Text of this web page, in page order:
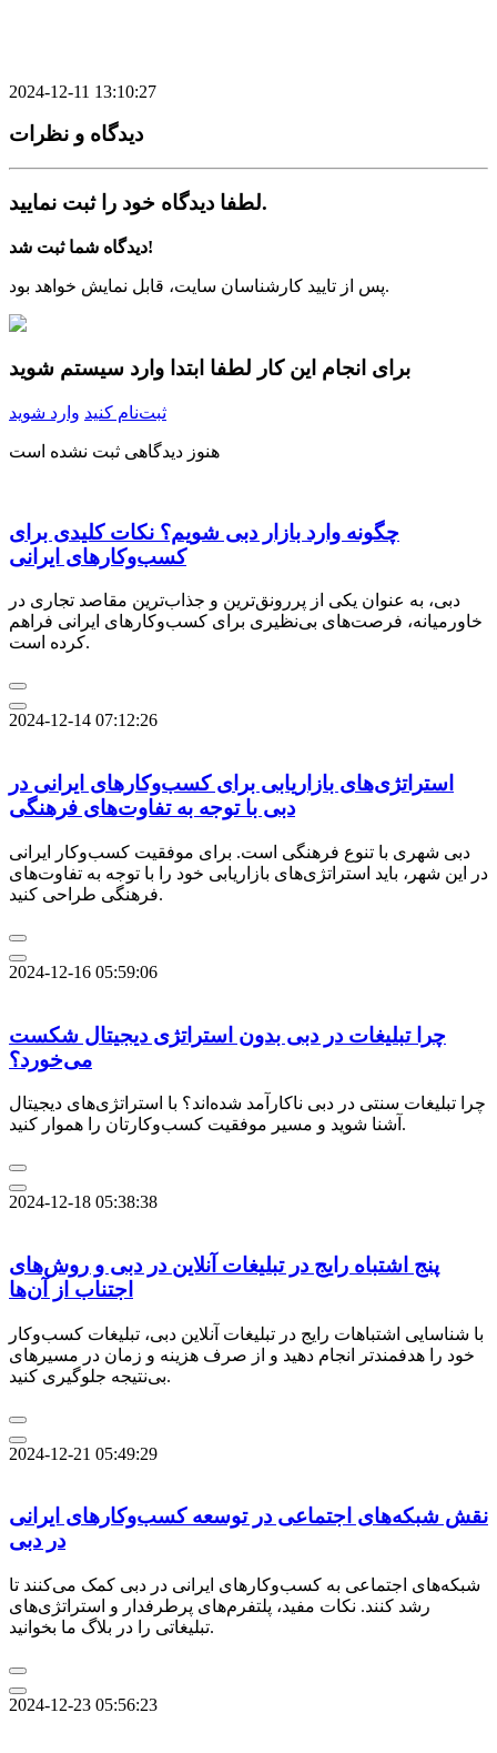
2024-12-11 13:10:27
دیدگاه‌ و نظرات
لطفا دیدگاه خود را ثبت نمایید.
دیدگاه شما ثبت شد!
پس از تایید کارشناسان سایت، قابل نمایش خواهد بود.
برای انجام این کار لطفا ابتدا وارد سیستم شوید
ثبت‌نام کنید وارد شوید
هنوز دیدگاهی ثبت نشده است
چگونه وارد بازار دبی شویم؟ نکات کلیدی برای
کسب‌وکارهای ایرانی
دبی، به عنوان یکی از پررونق‌ترین و جذاب‌ترین مقاصد تجاری در
خاورمیانه، فرصت‌های بی‌نظیری برای کسب‌وکارهای ایرانی فراهم
کرده است.
2024-12-14 07:12:26
استراتژی‌های بازاریابی برای کسب‌وکارهای ایرانی در
دبی با توجه به تفاوت‌های فرهنگی
دبی شهری با تنوع فرهنگی است. برای موفقیت کسب‌وکار ایرانی
در این شهر، باید استراتژی‌های بازاریابی خود را با توجه به تفاوت‌های
فرهنگی طراحی کنید.
2024-12-16 05:59:06
چرا تبلیغات در دبی بدون استراتژی دیجیتال شکست
می‌خورد؟
چرا تبلیغات سنتی در دبی ناکارآمد شده‌اند؟ با استراتژی‌های دیجیتال
آشنا شوید و مسیر موفقیت کسب‌وکارتان را هموار کنید.
2024-12-18 05:38:38
پنج اشتباه رایج در تبلیغات آنلاین در دبی و روش‌های
اجتناب از آن‌ها
با شناسایی اشتباهات رایج در تبلیغات آنلاین دبی، تبلیغات کسب‌وکار
خود را هدفمندتر انجام دهید و از صرف هزینه و زمان در مسیرهای
بی‌نتیجه جلوگیری کنید.
2024-12-21 05:49:29
نقش شبکه‌های اجتماعی در توسعه کسب‌وکارهای ایرانی
در دبی
شبکه‌های اجتماعی به کسب‌وکارهای ایرانی در دبی کمک می‌کنند تا
رشد کنند. نکات مفید، پلتفرم‌های پرطرفدار و استراتژی‌های
تبلیغاتی را در بلاگ ما بخوانید.
2024-12-23 05:56:23